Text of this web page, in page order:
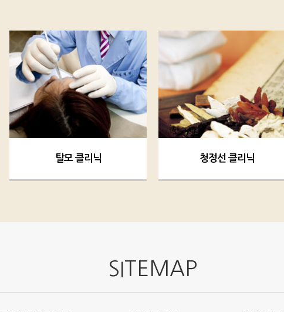
탈모 클리닉 청정선 클리닉
SITEMAP